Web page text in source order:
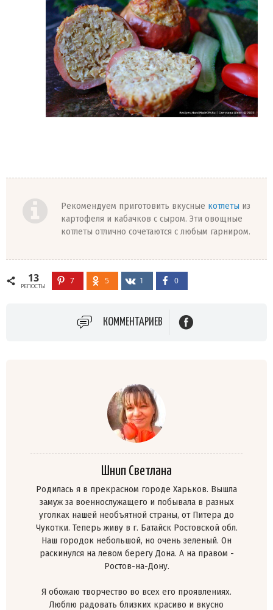
Рекомендуем приготовить вкусные котлеты из
картофеля и кабачков с сыром. Эти овощные
котлеты отлично сочетаются с любым гарниром.
13
РЕПОСТЫ
7 5 1 0
КОММЕНТАРИЕВ
Шнип Светлана
Родилась я в прекрасном городе Харьков. Вышла
замуж за военнослужащего и побывала в разных
уголках нашей необъятной страны, от Питера до
Чукотки. Теперь живу в г. Батайск Ростовской обл.
Наш городок небольшой, но очень зеленый. Он
раскинулся на левом берегу Дона. А на правом -
Ростов-на-Дону.
Я обожаю творчество во всех его проявлениях.
Люблю радовать близких красиво и вкусно